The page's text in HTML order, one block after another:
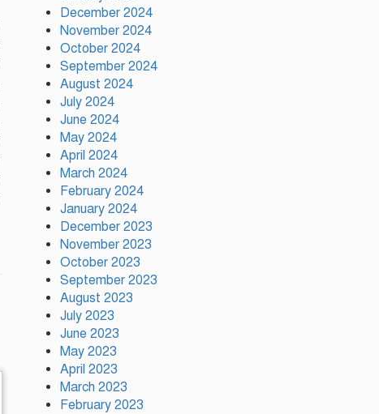
December 2024
November 2024
October 2024
September 2024
August 2024
July 2024
June 2024
May 2024
April 2024
March 2024
February 2024
January 2024
December 2023
November 2023
October 2023
September 2023
August 2023
July 2023
June 2023
May 2023
April 2023
March 2023
February 2023